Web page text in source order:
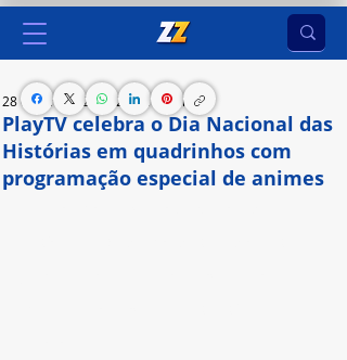
PlayTV celebra o Dia Nacional das
Histórias em quadrinhos com
programação especial de animes
28 de jan. de 2024 2 min de leitura